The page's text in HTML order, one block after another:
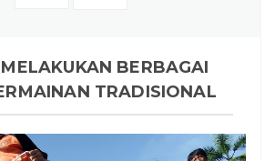
BERBAGAI
TRADISIONAL